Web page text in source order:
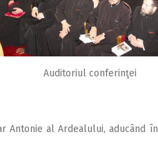
Auditoriul conferinţei
al Ardealului, aducând